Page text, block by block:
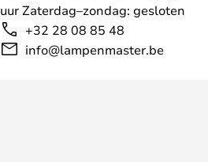
uur Zaterdag–zondag: gesloten
+32 28 08 85 48
info@lampenmaster.be